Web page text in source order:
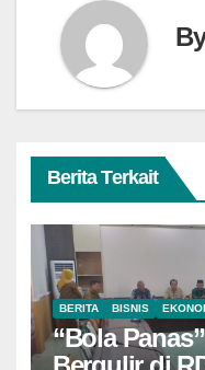
Berita Terkait
BERITA BISNIS
“Bola